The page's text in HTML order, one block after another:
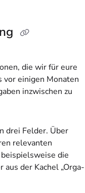
die wir für eure
vor einigen Monaten
inzwischen zu
drei Felder. Über
relevanten
die
der Kachel „Orga-